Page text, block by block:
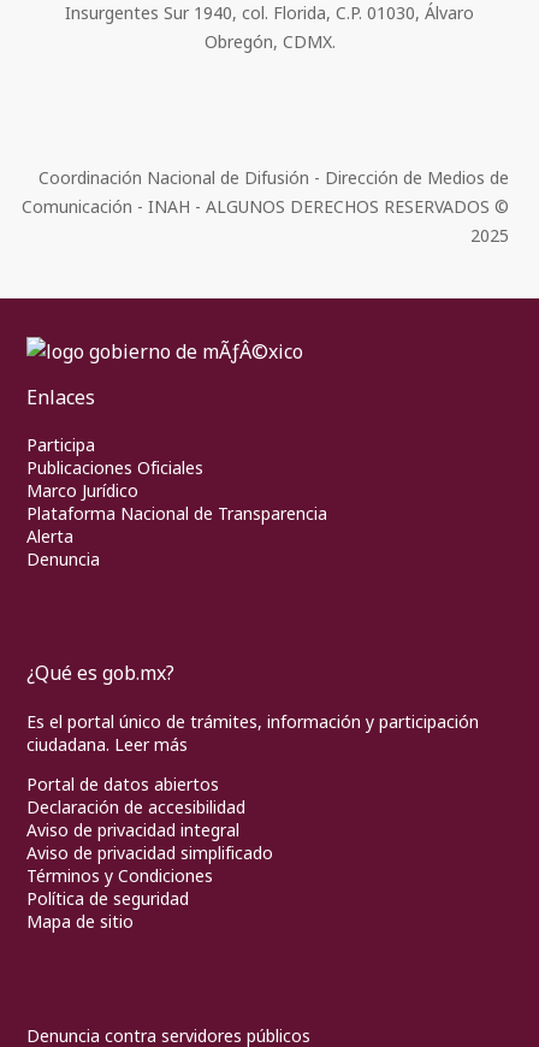
Insurgentes Sur 1940, col. Florida, C.P. 01030, Álvaro
Obregón, CDMX.
Coordinación Nacional de Difusión - Dirección de Medios de
Comunicación - INAH - ALGUNOS DERECHOS RESERVADOS ©
2025
Enlaces
Participa
Publicaciones Oficiales
Marco Jurídico
Plataforma Nacional de Transparencia
Alerta
Denuncia
¿Qué es gob.mx?
Es el portal único de trámites, información y participación
ciudadana. Leer más
Portal de datos abiertos
Declaración de accesibilidad
Aviso de privacidad integral
Aviso de privacidad simplificado
Términos y Condiciones
Política de seguridad
Mapa de sitio
Denuncia contra servidores públicos